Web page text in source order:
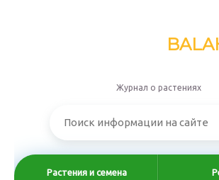
Журнал о растениях
Растения и семена